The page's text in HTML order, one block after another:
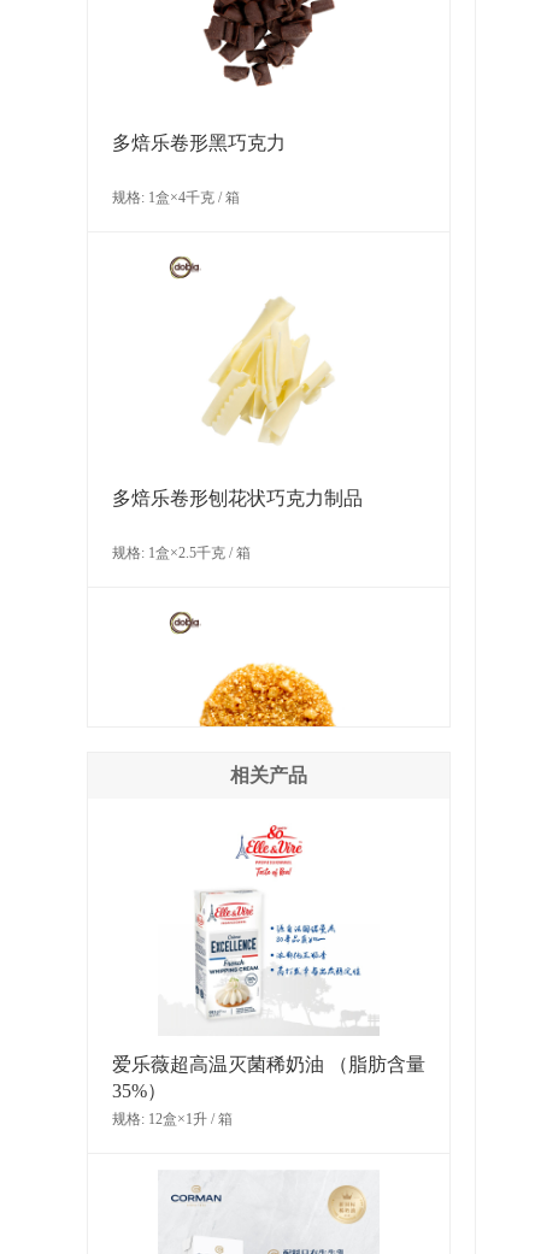
多焙乐卷形黑巧克力
规格: 1盒×4千克 / 箱
多焙乐卷形刨花状巧克力制品
规格: 1盒×2.5千克 / 箱
多焙乐金色薄片形巧克力制品
规格: 6盒×369克（486片） / 箱
多焙乐矛形黑白混合巧克力
相关产品
爱乐薇超高温灭菌稀奶油 （脂肪含量
35%）
规格: 12盒×1升 / 箱